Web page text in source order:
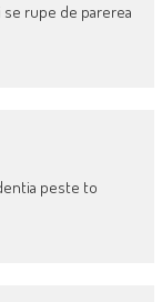
se rupe de parerea
peste to